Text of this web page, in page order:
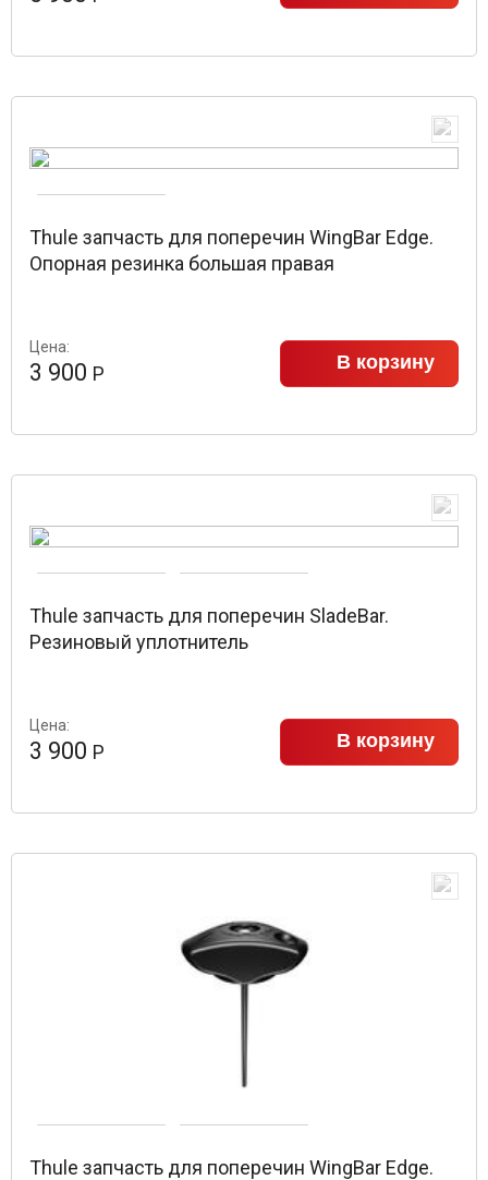
Thule запчасть для поперечин WingBar Edge.
Опорная резинка большая правая
Цена:
3 900 Р В корзину
Thule запчасть для поперечин SladeBar.
Резиновый уплотнитель
Цена:
3 900 Р В корзину
Thule запчасть для поперечин WingBar Edge.